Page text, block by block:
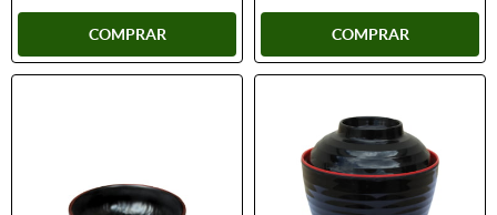
COMPRAR COMPRAR